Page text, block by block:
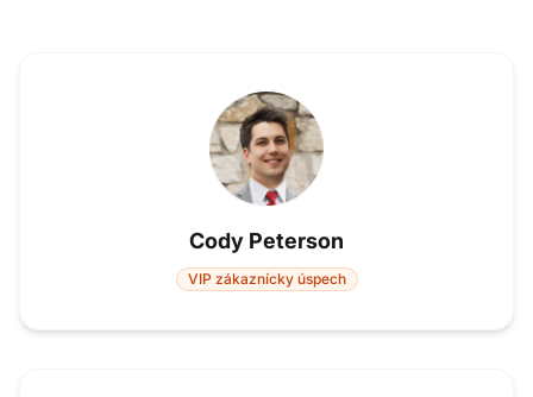
Cody Peterson
VIP zákaznícky úspech